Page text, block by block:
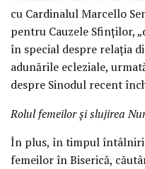
cu Cardinalul Marcello
pentru Cauzele Sfinților,
în special despre relația
adunările ecleziale,
despre Sinodul recent
Rolul femeilor și slujirea
În plus, în timpul
femeilor în Biserică,